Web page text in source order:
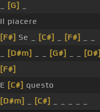
[G]
Il piacere
[F#] Se _ [C#] [F#]
[D#m] [G#] [D#]
[F#]
E [C#] questo
[D#m]
[C#]